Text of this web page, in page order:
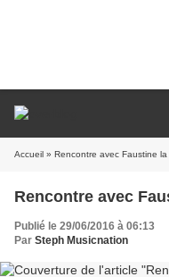
Accueil » Rencontre avec Faustine
Rencontre avec
Publié le 29/06/2016 à 06:13
Par Steph Musicnation